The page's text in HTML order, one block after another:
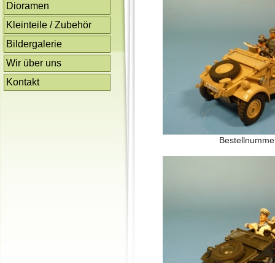
Dioramen
Kleinteile / Zubehör
Bildergalerie
Wir über uns
Kontakt